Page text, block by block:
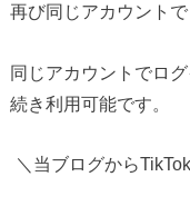
再び同じアカウント
同じアカウントでロ
続き利用可能です。
＼当ブログから